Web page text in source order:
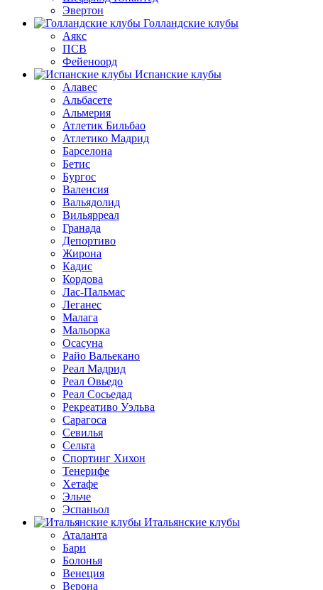
Эвертон
Голландские клубы
Аякс
ПСВ
Фейеноорд
Испанские клубы
Алавес
Альбасете
Альмерия
Атлетик Бильбао
Атлетико Мадрид
Барселона
Бетис
Бургос
Валенсия
Вальядолид
Вильярреал
Гранада
Депортиво
Жирона
Кадис
Кордова
Лас-Пальмас
Леганес
Малага
Мальорка
Осасуна
Райо Вальекано
Реал Мадрид
Реал Овьедо
Реал Сосьедад
Рекреативо Уэльва
Сарагоса
Севилья
Сельта
Спортинг Хихон
Тенерифе
Хетафе
Эльче
Эспаньол
Итальянские клубы
Аталанта
Бари
Болонья
Венеция
Верона